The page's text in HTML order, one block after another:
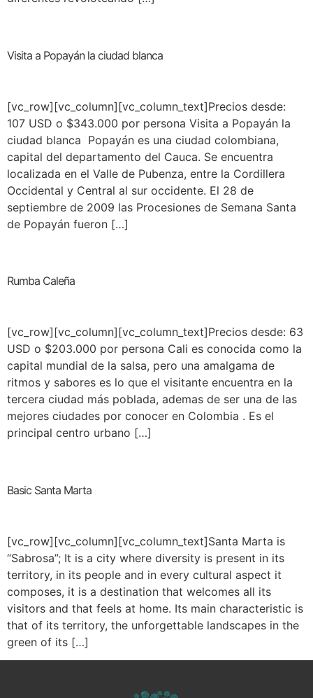
Visita a Popayán la ciudad blanca
[vc_row][vc_column][vc_column_text]Precios desde:
107 USD o $343.000 por persona Visita a Popayán la
ciudad blanca Popayán es una ciudad colombiana,
capital del departamento del Cauca. Se encuentra
localizada en el Valle de Pubenza, entre la Cordillera
Occidental y Central al sur occidente. El 28 de
septiembre de 2009 las Procesiones de Semana Santa
de Popayán fueron […]
Rumba Caleña
[vc_row][vc_column][vc_column_text]Precios desde: 63
USD o $203.000 por persona Cali es conocida como la
capital mundial de la salsa, pero una amalgama de
ritmos y sabores es lo que el visitante encuentra en la
tercera ciudad más poblada, ademas de ser una de las
mejores ciudades por conocer en Colombia . Es el
principal centro urbano […]
Basic Santa Marta
[vc_row][vc_column][vc_column_text]Santa Marta is
“Sabrosa”; It is a city where diversity is present in its
territory, in its people and in every cultural aspect it
composes, it is a destination that welcomes all its
visitors and that feels at home. Its main characteristic is
that of its territory, the unforgettable landscapes in the
green of its […]